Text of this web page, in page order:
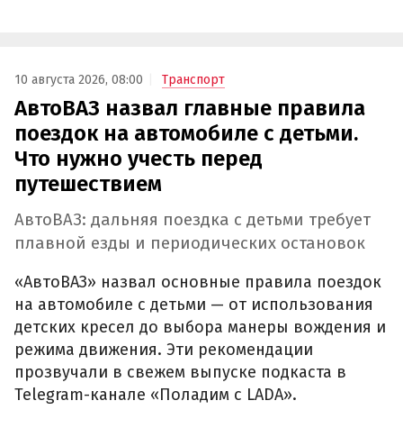
10 августа 2026, 08:00 Транспорт
АвтоВАЗ назвал главные правила
поездок на автомобиле с детьми.
Что нужно учесть перед
путешествием
АвтоВАЗ: дальняя поездка с детьми требует
плавной езды и периодических остановок
«АвтоВАЗ» назвал основные правила поездок
на автомобиле с детьми — от использования
детских кресел до выбора манеры вождения и
режима движения. Эти рекомендации
прозвучали в свежем выпуске подкаста в
Telegram-канале «Поладим с LADA».